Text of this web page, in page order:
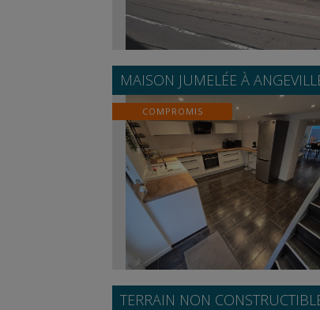
MAISON JUMELÉE À
COMPROMIS
TERRAIN NON